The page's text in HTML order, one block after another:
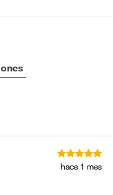
hace 1 mes